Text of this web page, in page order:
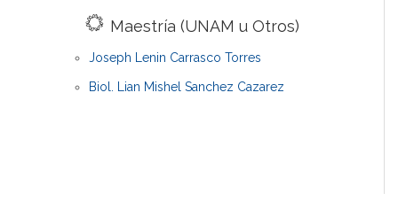
Maestría (UNAM u Otros)
Joseph Lenin Carrasco Torres
Biol. Lian Mishel Sanchez Cazarez